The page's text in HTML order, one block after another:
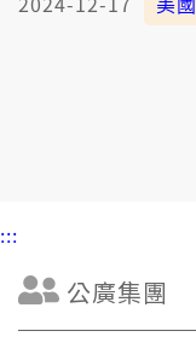
:::
公廣集團